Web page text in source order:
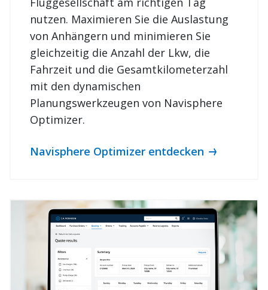
nutzen. Maximieren Sie die Auslastung
von Anhängern und minimieren Sie
gleichzeitig die Anzahl der Lkw, die
Fahrzeit und die Gesamtkilometerzahl
mit den dynamischen
Planungswerkzeugen von Navisphere
Optimizer.